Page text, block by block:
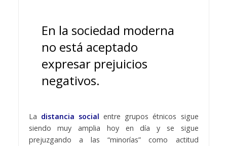
En la sociedad moderna
no está aceptado
expresar prejuicios
negativos.
La distancia social entre grupos étnicos sigue
siendo muy amplia hoy en día y se sigue
prejuzgando a las “minorías” como actitud